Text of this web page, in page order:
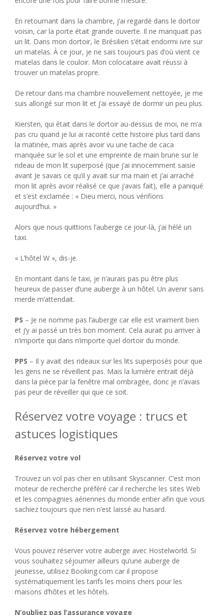
En retournant dans la chambre, j’ai regardé dans le dortoir
voisin, car la porte était grande ouverte. Il ne manquait pas
un lit. Dans mon dortoir, le Brésilien s’était endormi ivre sur
un matelas. À ce jour, je ne sais toujours pas d’où vient ce
matelas dans le couloir. Mon colocataire avait réussi à
trouver un matelas propre.
De retour dans ma chambre nouvellement nettoyée, je me
suis allongé sur mon lit et j’ai essayé de dormir un peu plus.
Kiersten, qui était dans le dortoir au-dessus de moi, ne m’a
pas cru quand je lui ai raconté cette histoire plus tard dans
la matinée, mais après avoir vu une tache de caca
manquée sur le sol et une empreinte de main brune sur le
rideau de mon lit superposé (que j’ai innocemment saisie
avant Je savais ce qu’il y avait sur ma main et j’ai arraché
mon lit après avoir réalisé ce que j’avais fait), elle a paniqué
et s’est exclamée : « Dieu merci, nous vérifions
aujourd’hui. »
Alors que nous quittions l’auberge ce jour-là, j’ai hélé un
taxi.
« L’hôtel W », dis-je.
En montant dans le taxi, je n’aurais pas pu être plus
heureux de passer d’une auberge à un hôtel. Un avenir sans
merde m’attendait.
PS – Je ne nomme pas l’auberge car elle est vraiment bien
et j’y ai passé un très bon moment. Cela aurait pu arriver à
n’importe qui dans n’importe quel dortoir du monde.
PPS – Il y avait des rideaux sur les lits superposés pour que
les gens ne se réveillent pas. Mais la lumière entrait déjà
dans la pièce par la fenêtre mal ombragée, donc je n’avais
pas peur de réveiller qui que ce soit.
Réservez votre voyage : trucs et
astuces logistiques
Réservez votre vol
Trouvez un vol pas cher en utilisant Skyscanner. C’est mon
moteur de recherche préféré car il recherche les sites Web
et les compagnies aériennes du monde entier afin que vous
sachiez toujours que rien n’est laissé au hasard.
Réservez votre hébergement
Vous pouvez réserver votre auberge avec Hostelworld. Si
vous souhaitez séjourner ailleurs qu’une auberge de
jeunesse, utilisez Booking.com car il propose
systématiquement les tarifs les moins chers pour les
maisons d’hôtes et les hôtels.
N’oubliez pas l’assurance voyage